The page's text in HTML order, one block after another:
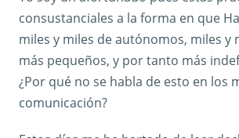
consustanciales a la forma en que
miles y miles de autónomos, miles y
más pequeños, y por tanto más
¿Por qué no se habla de esto en los
comunicación?